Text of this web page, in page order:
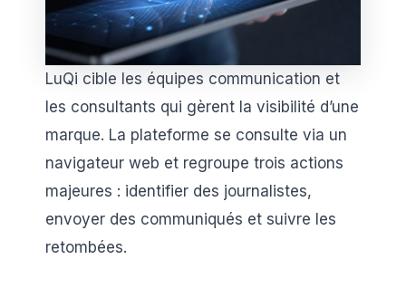
LuQi cible les équipes communication et
les consultants qui gèrent la visibilité d’une
marque. La plateforme se consulte via un
navigateur web et regroupe trois actions
majeures : identifier des journalistes,
envoyer des communiqués et suivre les
retombées.